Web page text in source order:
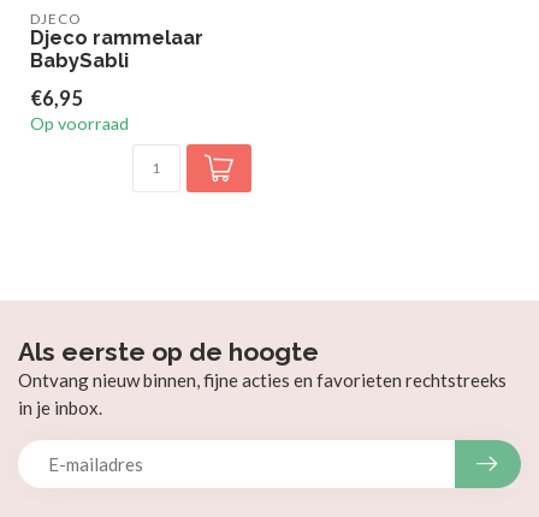
DJECO
Djeco rammelaar
BabySabli
€6,95
Op voorraad
Als eerste op de hoogte
Ontvang nieuw binnen, fijne acties en favorieten rechtstreeks
in je inbox.